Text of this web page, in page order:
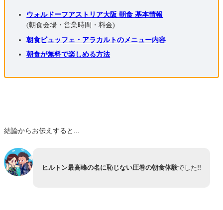
ウォルドーフアストリア大阪 朝食 基本情報
(朝食会場・営業時間・料金)
朝食ビュッフェ・アラカルトのメニュー内容
朝食が無料で楽しめる方法
結論からお伝えすると...
ヒルトン最高峰の名に恥じない圧巻の朝食体験でした!!